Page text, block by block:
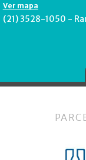
Ver mapa
(21) 3528-1050 -